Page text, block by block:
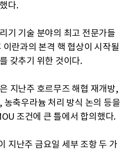
다.
기 기술 분야의 최고 전문가들
이란과의 본격 핵 협상이 시작될
갖추기 위한 것이다.
지난주 호르무즈 해협 재개방,
농축우라늄 처리 방식 논의 등을
조건에 큰 틀에서 합의했다.
지난주 금요일 세부 조항 두 가